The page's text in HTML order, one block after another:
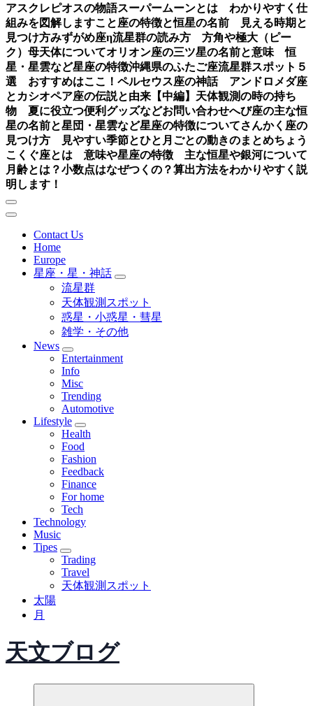
アスクレピオスの物語スーパームーンとは わかりやすく仕
組みを図解しますこと座の特徴と恒星の名前 見える時期と
見つけ方みずがめ座η流星群の読み方 方角や極大（ピー
ク）母天体についてオリオン座の三ツ星の名前と意味 恒
星・星雲など星座の特徴沖縄県のふたご座流星群スポット５
選 おすすめはここ！ ペルセウス座の神話 アンドロメダ座
とカシオペア座の伝説と由来【中編】 天体観測の時の持ち
物 夏に役立つ便利グッズなどお問い合わせへび座の主な恒
星の名前と星団・星雲など星座の特徴についてさんかく座の
見つけ方 見やすい季節とひと月ごとの動きのまとめちょう
こくぐ座とは 意味や星座の特徴 主な恒星や銀河について
月齢とは？小数点はなぜつくの？算出方法をわかりやすく説
明します！
Contact Us
Home
Europe
星座・星・神話
流星群
天体観測スポット
惑星・小惑星・彗星
雑学・その他
News
Entertainment
Info
Misc
Trending
Automotive
Lifestyle
Health
Food
Fashion
Feedback
Finance
For home
Tech
Technology
Music
Tipes
Trading
Travel
天体観測スポット
太陽
月
天文ブログ